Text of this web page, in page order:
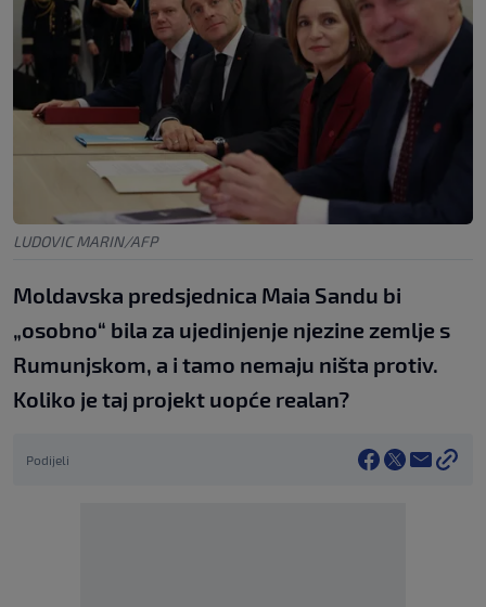
LUDOVIC MARIN/AFP
Moldavska predsjednica Maia Sandu bi
„osobno“ bila za ujedinjenje njezine zemlje s
Rumunjskom, a i tamo nemaju ništa protiv.
Koliko je taj projekt uopće realan?
Podijeli